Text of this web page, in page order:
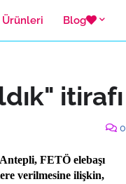
Ürünleri Blog
itirafı
0
FETÖ elebaşı
verilmesine ilişkin,